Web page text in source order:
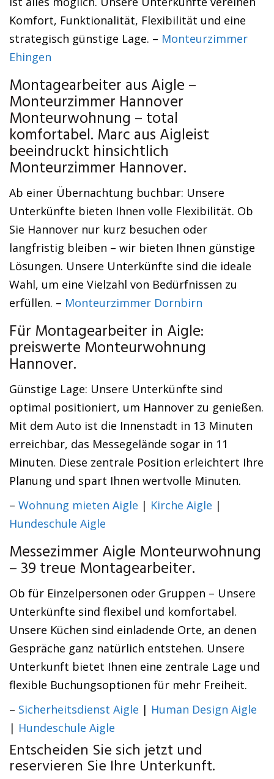
Komfort, Funktionalität, Flexibilität und eine
strategisch günstige Lage. – Monteurzimmer
Ehingen
Montagearbeiter aus Aigle –
Monteurzimmer Hannover
Monteurwohnung – total
komfortabel. Marc aus Aigleist
beeindruckt hinsichtlich
Monteurzimmer Hannover.
Ab einer Übernachtung buchbar: Unsere
Unterkünfte bieten Ihnen volle Flexibilität. Ob
Sie Hannover nur kurz besuchen oder
langfristig bleiben – wir bieten Ihnen günstige
Lösungen. Unsere Unterkünfte sind die ideale
Wahl, um eine Vielzahl von Bedürfnissen zu
erfüllen. – Monteurzimmer Dornbirn
Für Montagearbeiter in Aigle:
preiswerte Monteurwohnung
Hannover.
Günstige Lage: Unsere Unterkünfte sind
optimal positioniert, um Hannover zu genießen.
Mit dem Auto ist die Innenstadt in 13 Minuten
erreichbar, das Messegelände sogar in 11
Minuten. Diese zentrale Position erleichtert Ihre
Planung und spart Ihnen wertvolle Minuten.
– Wohnung mieten Aigle | Kirche Aigle |
Hundeschule Aigle
Messezimmer Aigle Monteurwohnung
– 39 treue Montagearbeiter.
Ob für Einzelpersonen oder Gruppen – Unsere
Unterkünfte sind flexibel und komfortabel.
Unsere Küchen sind einladende Orte, an denen
Gespräche ganz natürlich entstehen. Unsere
Unterkunft bietet Ihnen eine zentrale Lage und
flexible Buchungsoptionen für mehr Freiheit.
– Sicherheitsdienst Aigle | Human Design Aigle
| Hundeschule Aigle
Entscheiden Sie sich jetzt und
reservieren Sie Ihre Unterkunft.